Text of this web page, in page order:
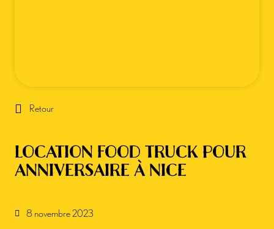
Retour
LOCATION FOOD TRUCK POUR
ANNIVERSAIRE À NICE
8 novembre 2023